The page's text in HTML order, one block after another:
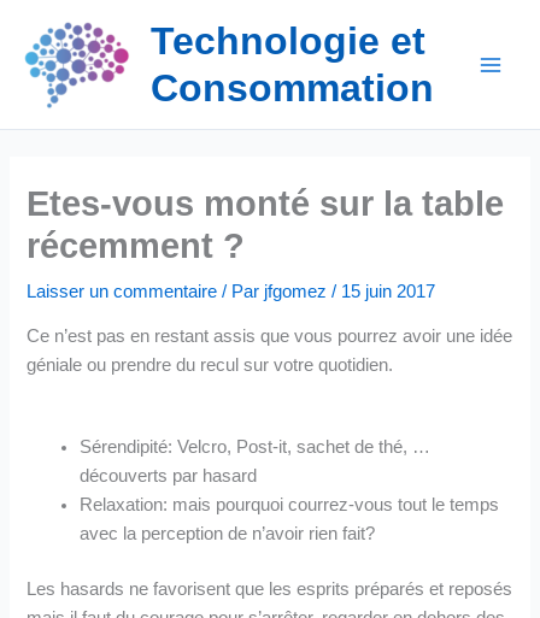
contenu
Technologie et
Consommation
Etes-vous monté sur la table
récemment ?
Laisser un commentaire / Par jfgomez/ 15 juin 2017
Ce n’est pas en restant assis que vous pourrez avoir une idée
géniale ou prendre du recul sur votre quotidien.
Sérendipité: Velcro, Post-it, sachet de thé, …
découverts par hasard
Relaxation: mais pourquoi courrez-vous tout le temps
avec la perception de n’avoir rien fait?
Les hasards ne favorisent que les esprits préparés et reposés